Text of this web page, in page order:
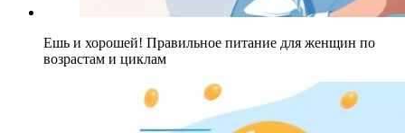
Ешь и хорошей! Правильное питание для женщин по
возрастам и циклам